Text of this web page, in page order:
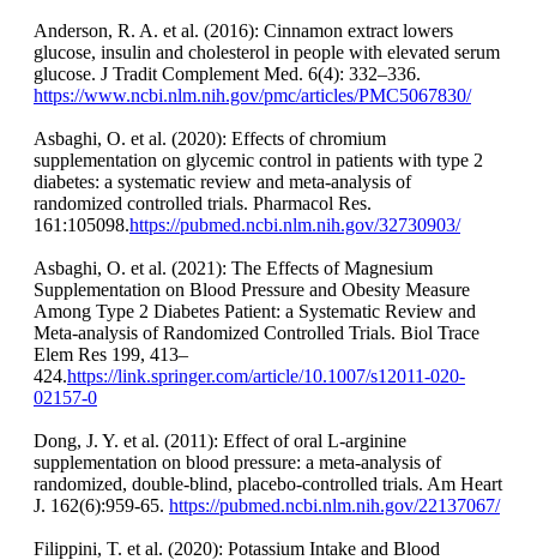
Anderson, R. A. et al. (2016): Cinnamon extract lowers
glucose, insulin and cholesterol in people with elevated serum
glucose. J Tradit Complement Med. 6(4): 332–336.
https://www.ncbi.nlm.nih.gov/pmc/articles/PMC5067830/
Asbaghi, O. et al. (2020): Effects of chromium
supplementation on glycemic control in patients with type 2
diabetes: a systematic review and meta-analysis of
randomized controlled trials. Pharmacol Res.
161:105098.https://pubmed.ncbi.nlm.nih.gov/32730903/
Asbaghi, O. et al. (2021): The Effects of Magnesium
Supplementation on Blood Pressure and Obesity Measure
Among Type 2 Diabetes Patient: a Systematic Review and
Meta-analysis of Randomized Controlled Trials. Biol Trace
Elem Res 199, 413–
424.https://link.springer.com/article/10.1007/s12011-020-
02157-0
Dong, J. Y. et al. (2011): Effect of oral L-arginine
supplementation on blood pressure: a meta-analysis of
randomized, double-blind, placebo-controlled trials. Am Heart
J. 162(6):959-65. https://pubmed.ncbi.nlm.nih.gov/22137067/
Filippini, T. et al. (2020): Potassium Intake and Blood